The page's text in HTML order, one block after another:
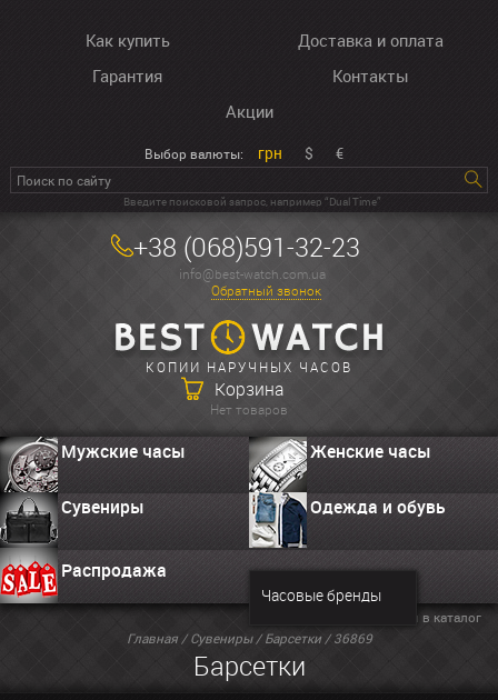
Как купить
Доставка и оплата
Гарантия
Контакты
Акции
Выбор валюты: грн $ €
Введите поисковой запрос, например “Dual Time”
+38 (068)591-32-23
info@best-watch.com.ua
Обратный звонок
КОПИИ НАРУЧНЫХ ЧАСОВ
Корзина
Нет товаров
Мужские часы Женские часы
Сувениры Одежда и обувь
Распродажа
Часовые бренды
Главная/Сувениры/Барсетки/ 36869
Барсетки
Вернуться в каталог